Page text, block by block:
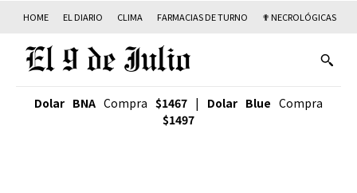
HOME EL DIARIO CLIMA FARMACIAS DE TURNO ✟ NECROLÓGICAS
Dolar BNA Compra $1467 | Dolar Blue Compra
$1497